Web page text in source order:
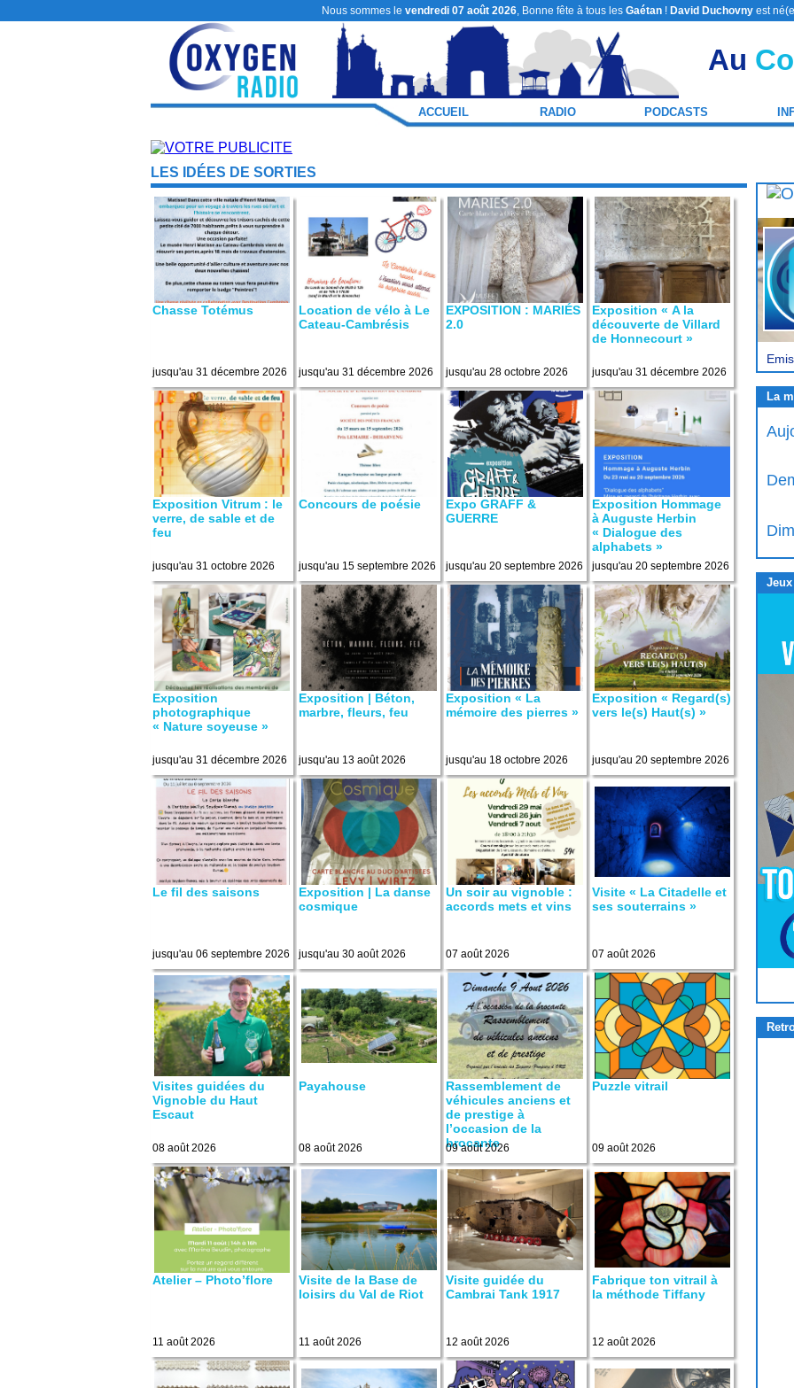
Nous sommes le vendredi 07 août 2026, Bonne fête à tous les Gaétan! David Duchovnyest
Au
ACCUEIL RADIO PODCASTS
LES IDÉES DE SORTIES
Chasse Totémus
jusqu'au 31 décembre 2026
Location de vélo à Le
Cateau-Cambrésis
jusqu'au 31 décembre 2026
EXPOSITION : MARIÉS
2.0
jusqu'au 28 octobre 2026
Exposition « A la
découverte de Villard
de Honnecourt »
jusqu'au 31 décembre 2026
Exposition Vitrum : le
verre, de sable et de
feu
jusqu'au 31 octobre 2026
Concours de poésie
jusqu'au 15 septembre 2026
Expo GRAFF &
GUERRE
jusqu'au 20 septembre 2026
Exposition Hommage
à Auguste Herbin
« Dialogue des
alphabets »
jusqu'au 20 septembre 2026
Exposition
photographique
« Nature soyeuse »
jusqu'au 31 décembre 2026
Exposition | Béton,
marbre, fleurs, feu
jusqu'au 13 août 2026
Exposition « La
mémoire des pierres »
jusqu'au 18 octobre 2026
Exposition « Regard(s)
vers le(s) Haut(s) »
jusqu'au 20 septembre 2026
Le fil des saisons
jusqu'au 06 septembre 2026
Exposition | La danse
cosmique
jusqu'au 30 août 2026
Un soir au vignoble :
accords mets et vins
07 août 2026
Visite « La Citadelle et
ses souterrains »
07 août 2026
Visites guidées du
Vignoble du Haut
Escaut
08 août 2026
Payahouse
08 août 2026
Rassemblement de
véhicules anciens et
de prestige à
l’occasion de la
brocante
09 août 2026
Puzzle vitrail
09 août 2026
Atelier – Photo’flore
11 août 2026
Visite de la Base de
loisirs du Val de Riot
11 août 2026
Visite guidée du
Cambrai Tank 1917
12 août 2026
Fabrique ton vitrail à
la méthode Tiffany
12 août 2026
La
Jeux
PourJouer cliquez-ici